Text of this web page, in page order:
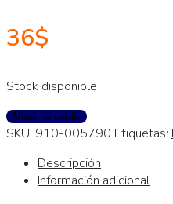
36$
Stock disponible
Añadir al carrito
SKU: 910-005790 Etiquetas:
Descripción
Información adicional